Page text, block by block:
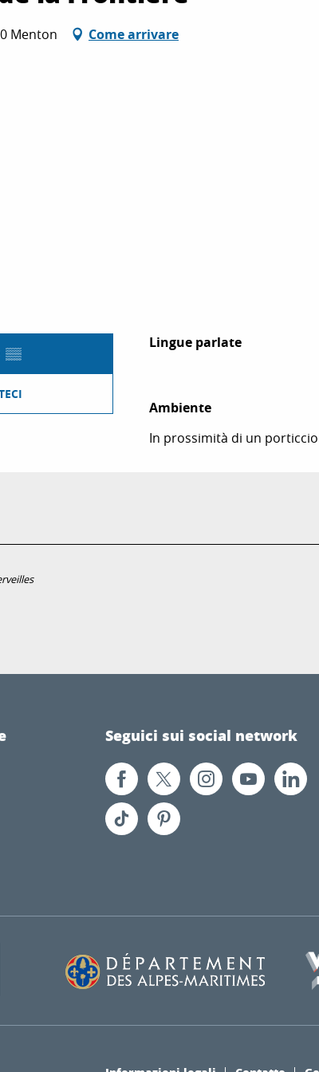
Menton Come arrivare
▒▒
Lingue parlate
Lingue parlate
Ambiente
Ambiente
In prossimità di un
Seguici sui social network